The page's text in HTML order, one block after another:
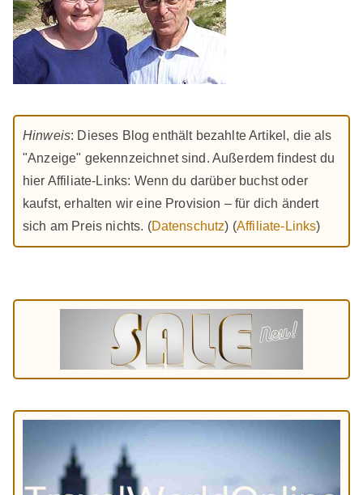
Hinweis: Dieses Blog enthält bezahlte Artikel, die als
"Anzeige" gekennzeichnet sind. Außerdem findest du
hier Affiliate-Links: Wenn du darüber buchst oder
kaufst, erhalten wir eine Provision – für dich ändert
sich am Preis nichts. (Datenschutz) (Affiliate-Links)